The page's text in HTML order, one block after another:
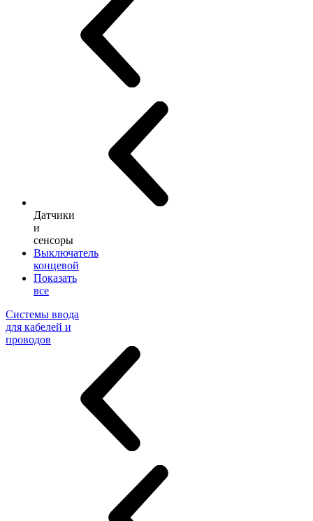
Датчики
и
сенсоры
Выключатель
концевой
Показать
все
Системы ввода
для кабелей и
проводов